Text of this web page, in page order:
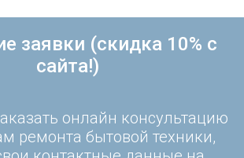
заявки (скидка 10% с
сайта!)
онлайн консультацию
ремонта бытовой техники,